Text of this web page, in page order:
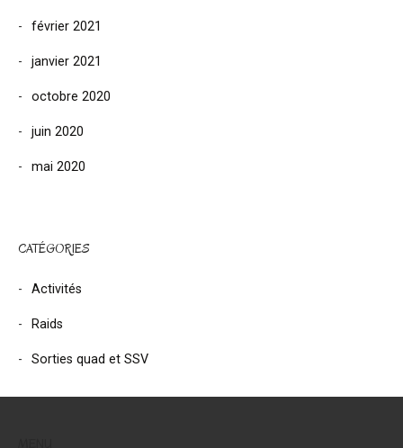
février 2021
janvier 2021
octobre 2020
juin 2020
mai 2020
CATÉGORIES
Activités
Raids
Sorties quad et SSV